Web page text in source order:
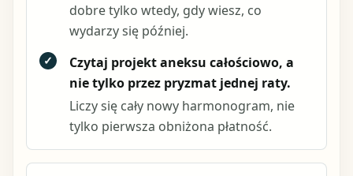
dobre tylko wtedy, gdy wiesz, co
wydarzy się później.
✓
Czytaj projekt aneksu całościowo, a
nie tylko przez pryzmat jednej raty.
Liczy się cały nowy harmonogram, nie
tylko pierwsza obniżona płatność.